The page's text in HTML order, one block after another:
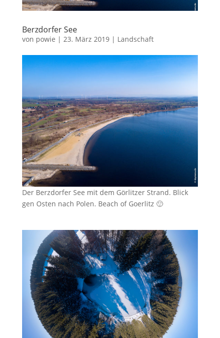
Berzdorfer See
von powie | 23. März 2019| Landschaft
Der Berzdorfer See mit dem Görlitzer Strand. Blick
gen Osten nach Polen. Beach of Goerlitz 🙂